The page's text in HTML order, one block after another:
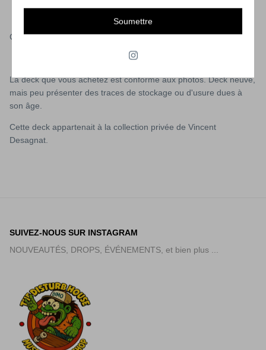
GIRL DECK GUY MARIANO DEBUT 2000
La deck que vous achetez est conforme aux photos. Deck neuve,
mais peu présenter des traces de stockage ou d'usure dues à
son âge.
Cette deck appartenait à la collection privée de Vincent
Desagnat.
SUIVEZ-NOUS SUR INSTAGRAM
NOUVEAUTÉS, DROPS, ÉVÉNEMENTS, et bien plus ...
Soumettre